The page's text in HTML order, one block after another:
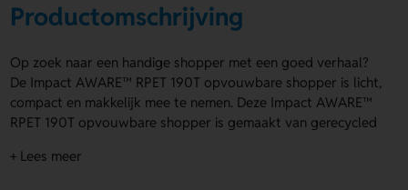
Productomschrijving
Op zoek naar een handige shopper met een goed verhaal?
De Impact AWARE™ RPET 190T opvouwbare shopper is licht,
compact en makkelijk mee te nemen. Deze Impact AWARE™
RPET 190T opvouwbare shopper is gemaakt van gerecycled
AWARE™ tracer weet je zeker dat het om echte gerecyclede
+ Lees meer